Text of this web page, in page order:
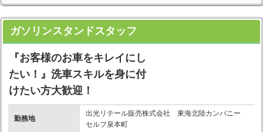
ガソリンスタンドスタッフ
『お客様のお車をキレイにし
たい！』洗車スキルを身に付
けたい方大歓迎！
勤務地
出光リテール販売株式会社 東海北陸カンパニー
セルフ泉本町